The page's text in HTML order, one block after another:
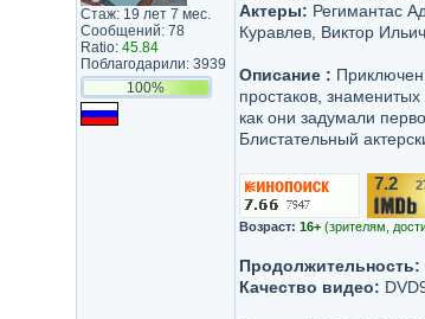
Стаж: 19 лет 7 мес.
Сообщений: 78
Ratio: 45.84
Поблагодарили: 3939
100%
Актеры: Регимантас
Куравлев, Виктор
Описание :
простаков,
как они задумали
Блистательный
7.2/10
Возраст: 16+(зрителям,
Продолжительность:
Качество видео: